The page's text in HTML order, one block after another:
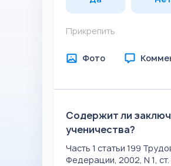
Прикрепить
Фото
Содержит ли
ученичества?
Часть 1 статьи 199
Федерации, 2002, N 1, ст.